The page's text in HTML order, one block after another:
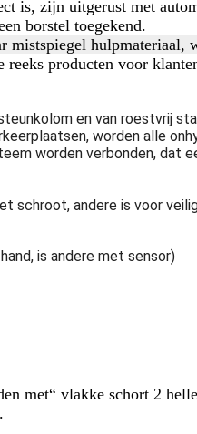
is, zijn uitgerust met
borstel toegekend.
hulpmateriaal,
producten voor
en van roestvrij
worden alle
worden verbonden, dat
schroot, andere is voor
is andere met sensor)
met“ vlakke schort 2